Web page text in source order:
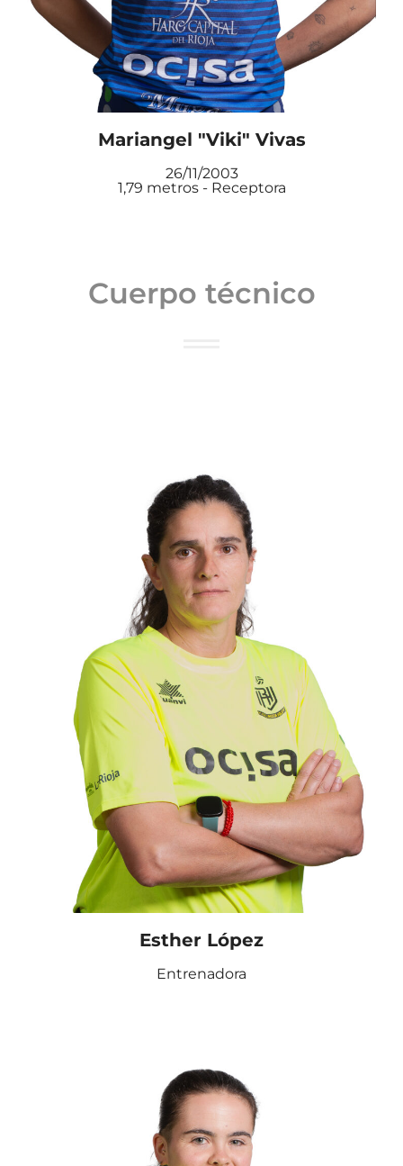
Mariangel "Viki" Vivas
26/11/2003
1,79 metros - Receptora
Cuerpo técnico
Esther López
Entrenadora